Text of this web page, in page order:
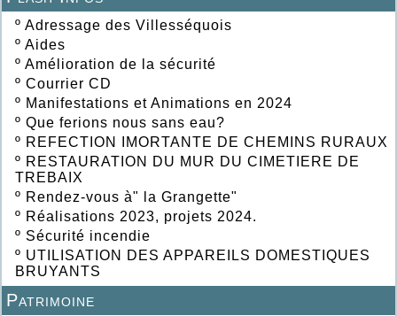
º Adressage des Villesséquois
º Aides
º Amélioration de la sécurité
º Courrier CD
º Manifestations et Animations en 2024
º Que ferions nous sans eau?
º REFECTION IMORTANTE DE CHEMINS RURAUX
º RESTAURATION DU MUR DU CIMETIERE DE
TREBAIX
º Rendez-vous à" la Grangette"
º Réalisations 2023, projets 2024.
º Sécurité incendie
º UTILISATION DES APPAREILS DOMESTIQUES
BRUYANTS
Patrimoine